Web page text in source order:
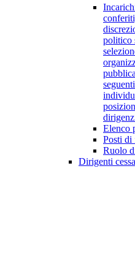
politico
Elenco
Posti di
Ruolo
Dirigenti